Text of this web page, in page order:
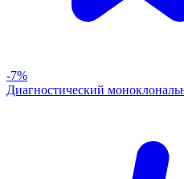
-7%
Диагностический